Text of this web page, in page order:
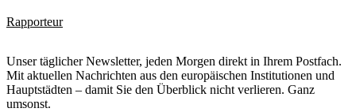
Rapporteur
Unser täglicher Newsletter, jeden Morgen direkt in Ihrem Postfach.
Mit aktuellen Nachrichten aus den europäischen Institutionen und
Hauptstädten – damit Sie den Überblick nicht verlieren. Ganz
umsonst.